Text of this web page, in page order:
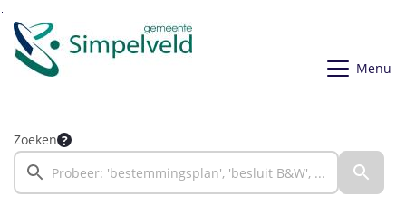
Ga naar de inhoud van deze pagina
Ga naar het zoeken
Ga naar het menu
Menu
Zoeken